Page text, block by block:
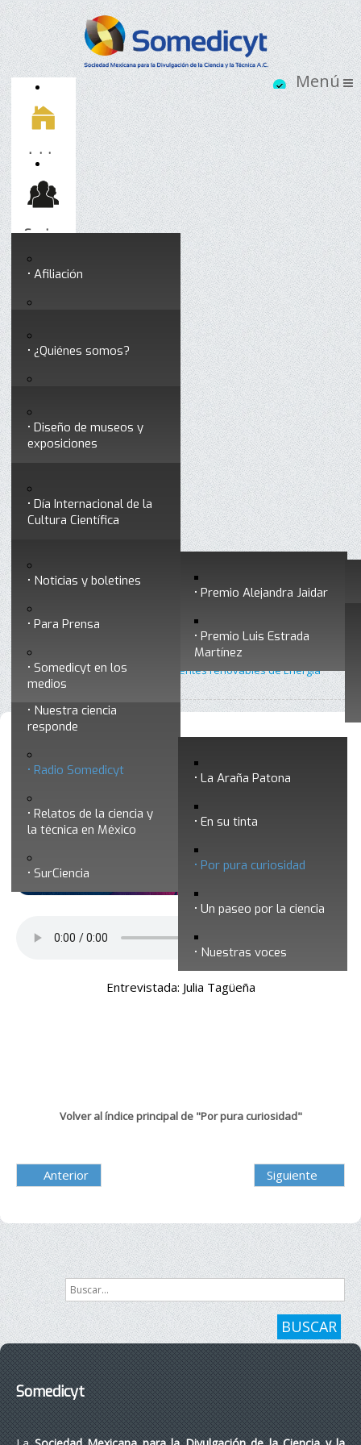
Inicio
Socios
Afiliación
Testimonios
Socios vigentes
Somedicyt
¿Quiénes somos?
Consejo Directivo
profesionales
Premios a divulgadores Premio Alejandra Jaidar
Premio Luis Estrada
Martínez
Servicios
Diseño de museos y
exposiciones
formar divulgadores
Día Internacional de la
Cultura Científica
Ciencia y Tecnología
Nuestra ciencia
responde
Radio Somedicyt La Araña Patona
En su tinta
Por pura curiosidad
Un paseo por la ciencia
Nuestras voces
Relatos de la ciencia y
la técnica en México
SurCiencia
Noticias y boletines
Para Prensa
Somedicyt en los
medios
Contacto
Radio Somedicyt •
Por pura curiosidad
Por pura curiosidad 6 - Las fuentes renovables de Energía
Por pura curiosidad 6 - Las fuentes
renovables de Energía
Entrevistada: Julia Tagüeña
Volver al índice principal de "Por pura curiosidad"
Anterior Siguiente
Buscar...
BUSCAR
Somedicyt